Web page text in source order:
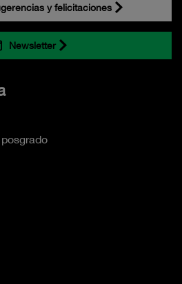
y felicitaciones
Newsletter